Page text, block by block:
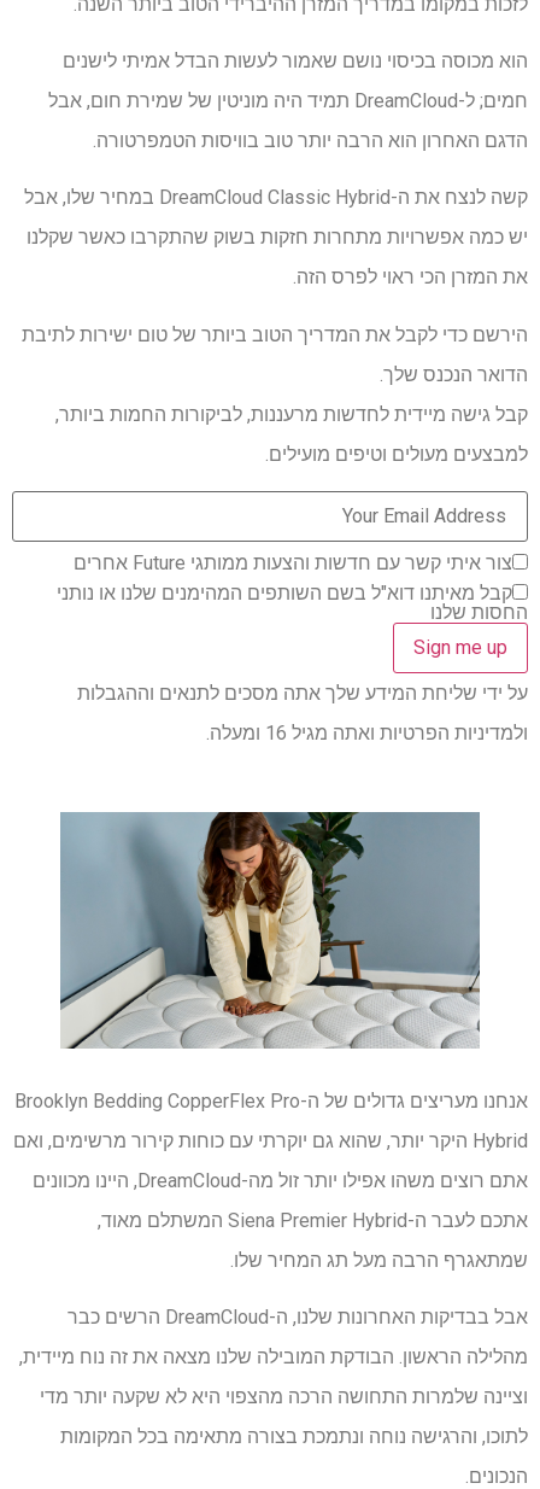
הוא מכוסה בכיסוי נושם שאמור לעשות הבדל אמיתי לישנים
חמים; ל-DreamCloud תמיד היה מוניטין של שמירת חום, אבל
הדגם האחרון הוא הרבה יותר טוב בוויסות הטמפרטורה.
קשה לנצח את ה-DreamCloud Classic Hybrid במחיר שלו, אבל
יש כמה אפשרויות מתחרות חזקות בשוק שהתקרבו כאשר שקלנו
את המזרן הכי ראוי לפרס הזה.
הירשם כדי לקבל את המדריך הטוב ביותר של טום ישירות לתיבת
הדואר הנכנס שלך.
קבל גישה מיידית לחדשות מרעננות, לביקורות החמות ביותר,
למבצעים מעולים וטיפים מועילים.
צור איתי קשר עם חדשות והצעות ממותגי Future אחרים
קבל מאיתנו דוא"ל בשם השותפים המהימנים שלנו או נותני
החסות שלנו
על ידי שליחת המידע שלך אתה מסכים לתנאים וההגבלות
ולמדיניות הפרטיות ואתה מגיל 16 ומעלה.
אנחנו מעריצים גדולים של ה-Brooklyn Bedding CopperFlex Pro
Hybrid היקר יותר, שהוא גם יוקרתי עם כוחות קירור מרשימים, ואם
אתם רוצים משהו אפילו יותר זול מה-DreamCloud, היינו מכוונים
אתכם לעבר ה-Siena Premier Hybrid המשתלם מאוד,
שמתאגרף הרבה מעל תג המחיר שלו.
אבל בבדיקות האחרונות שלנו, ה-DreamCloud הרשים כבר
מהלילה הראשון. הבודקת המובילה שלנו מצאה את זה נוח מיידית,
וציינה שלמרות התחושה הרכה מהצפוי היא לא שקעה יותר מדי
לתוכו, והרגישה נוחה ונתמכת בצורה מתאימה בכל המקומות
הנכונים.